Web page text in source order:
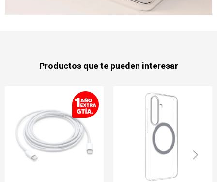
Productos que te pueden interesar